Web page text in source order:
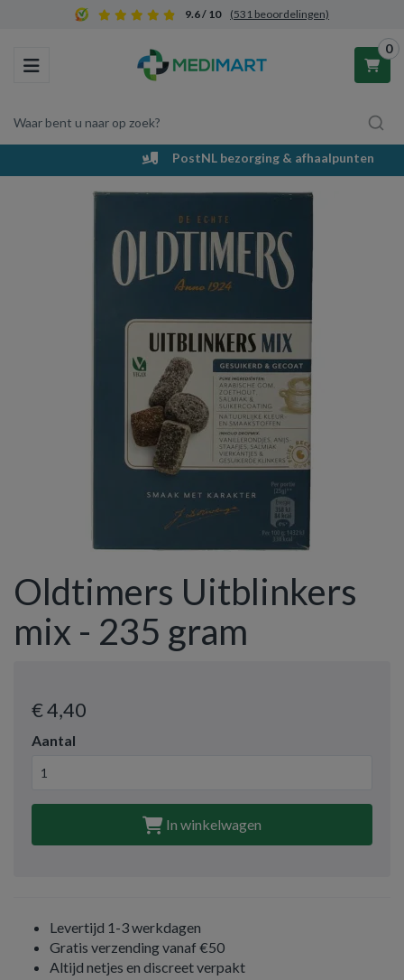
9.6 / 10 (531 beoordelingen)
Toggle navigation
Waar bent u naar op zoek?
0
Winkelwagen
Uw winkelwagen is leeg.
Vul hem met producten.
PostNL bezorging & afhaalpunten
Oldtimers Uitblinkers
mix - 235 gram
€ 4,40
Aantal
In winkelwagen
Levertijd 1-3 werkdagen
Gratis verzending vanaf €50
Altijd netjes en discreet verpakt